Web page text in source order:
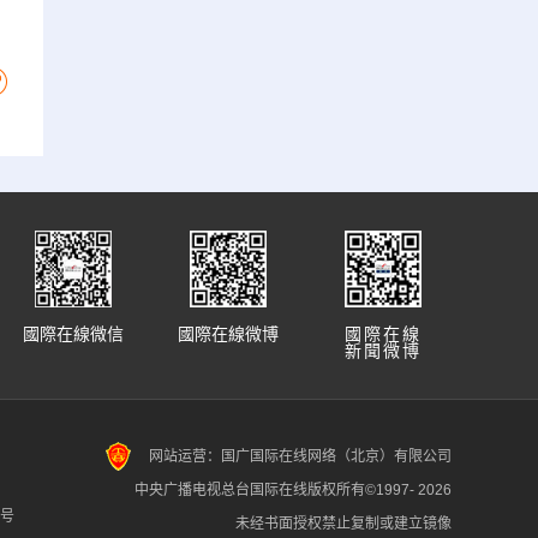
國際在線
新聞微博
國際在線微博
國際在線微信
网站运营：国广国际在线网络（北京）有限公司
中央广播电视总台国际在线版权所有©1997- 2026
未经书面授权禁止复制或建立镜像